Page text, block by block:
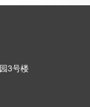
3号楼